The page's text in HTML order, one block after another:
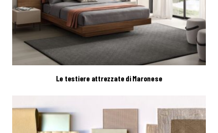
Le testiere attrezzate di Maronese